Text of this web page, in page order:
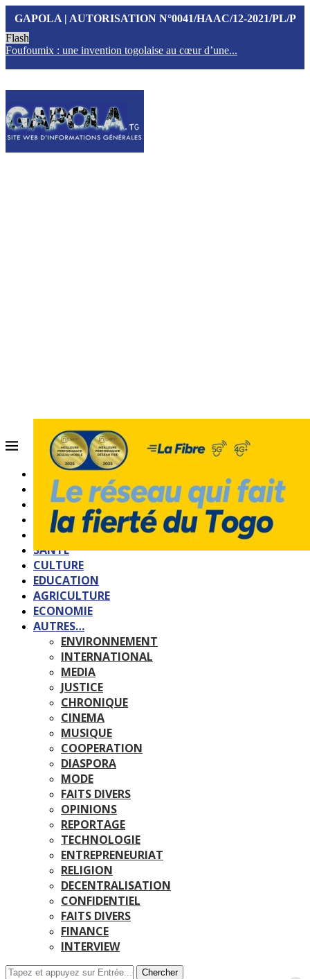
GAPOLA | AUTORISATION N°0041/HAAC/12-2021/PL/P
Flash
Foufoumix : une invention togolaise au cœur d’une...
ACCUEIL
QUI SOMMES-NOUS?
POLITIQUE
SOCIETE
SPORTS
SANTE
CULTURE
EDUCATION
AGRICULTURE
ECONOMIE
AUTRES…
ENVIRONNEMENT
INTERNATIONAL
MEDIA
JUSTICE
CHRONIQUE
CINEMA
MUSIQUE
COOPERATION
DIASPORA
MODE
FAITS DIVERS
OPINIONS
REPORTAGE
TECHNOLOGIE
ENTREPRENEURIAT
RELIGION
DECENTRALISATION
CONFIDENTIEL
FAITS DIVERS
FINANCE
INTERVIEW
Chercher